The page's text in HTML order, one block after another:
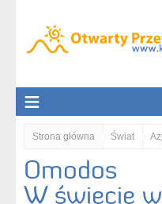
Strona główna Świat
Omodos. W świecie wina i
Omodos
W świecie